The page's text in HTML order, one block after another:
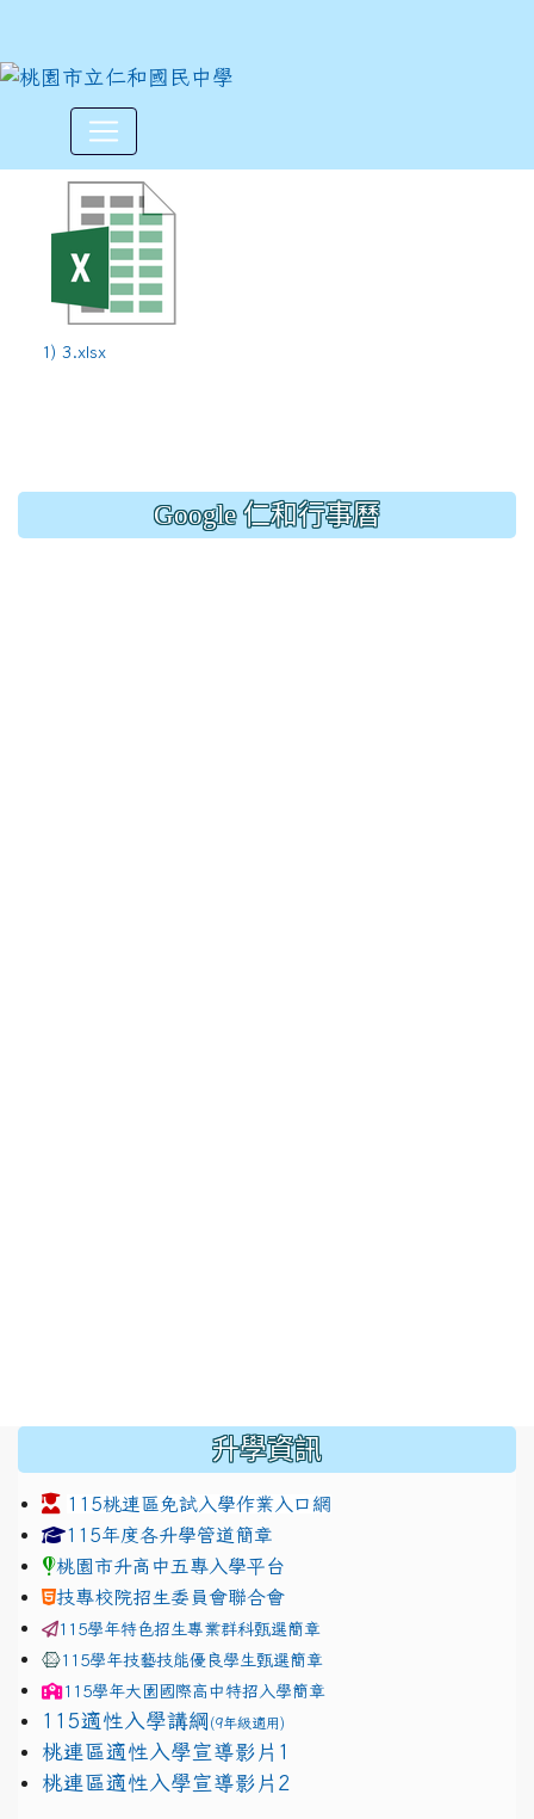
113學年度上學期第3週9/9-9/
1) 3.xlsx
Google 仁和行事曆
升學資訊
115桃連區免試入學作業入口網
link to https://www.jhjhs.tyc.edu.tw/modules/
115年度各升學管道簡章
桃園市升高中五專入學平台
技專校院招生委員會聯合會
115學年特色招生專業群科甄選簡章
115學年技藝技能優良學生甄選簡章
115學年大園國際高中特招入學簡章
115適性入學講綱 (9年級適用)
link to https://docs.google.com/presentation/d/
桃連區適性入學宣導影片1
link to https://docs.google.com/presentation/d/
桃連區適性入學宣導影片2